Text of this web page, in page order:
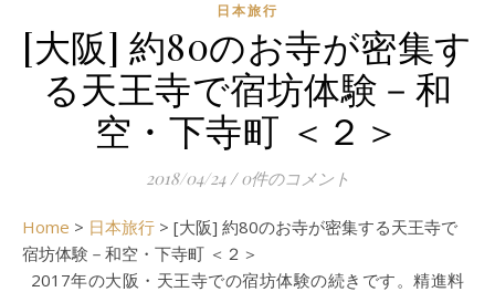
日本旅行
[大阪] 約80のお寺が密集す
る天王寺で宿坊体験－和
空・下寺町 ＜２＞
2018/04/24 / 0件のコメント
Home > 日本旅行 > [大阪] 約80のお寺が密集する天王寺で
宿坊体験－和空・下寺町 ＜２＞
2017年の大阪・天王寺での宿坊体験の続きです。精進料